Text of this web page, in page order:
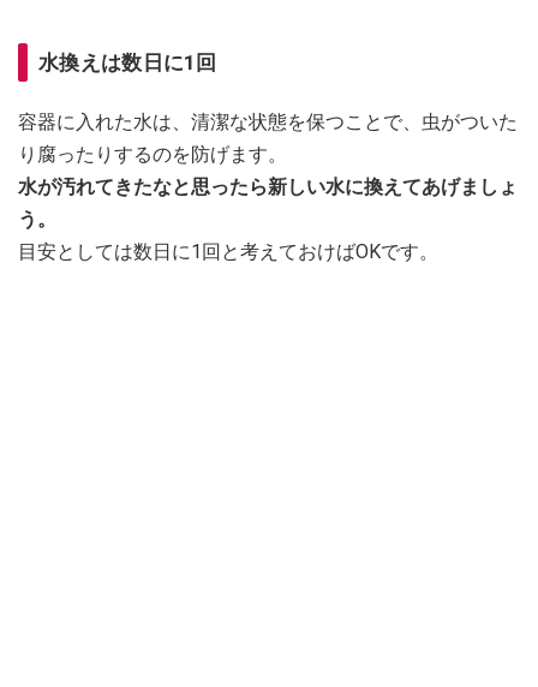
水換えは数日に1回
容器に入れた水は、清潔な状態を保つことで、虫がついた
り腐ったりするのを防げます。
水が汚れてきたなと思ったら新しい水に換えてあげましょ
う。
目安としては数日に1回と考えておけばOKです。